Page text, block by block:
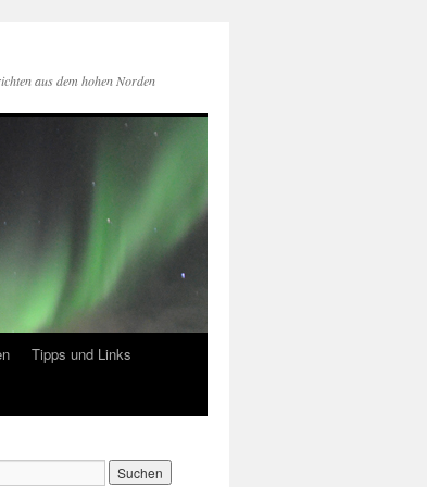
aus dem hohen Norden
Tipps und Links